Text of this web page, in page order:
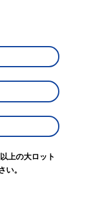
上の大ロット
。